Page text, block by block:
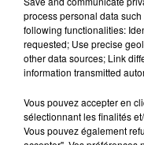
Mentions légales
Gestion
process personal data
following functionalities:
requested; Use precise
other data sources; Link
information transmitted
Vous pouvez accepter en
sélectionnant les finalités
Vous pouvez également